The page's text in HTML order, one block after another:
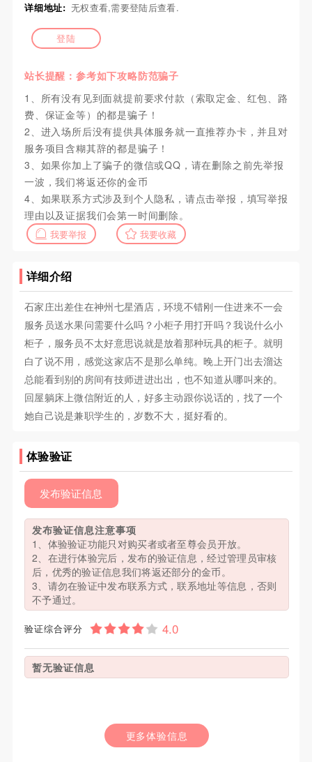
详细地址: 无权查看,需要登陆后查看.
登陆
站长提醒：参考如下攻略防范骗子
1、所有没有见到面就提前要求付款（索取定金、红包、路
费、保证金等）的都是骗子！
2、进入场所后没有提供具体服务就一直推荐办卡，并且对
服务项目含糊其辞的都是骗子！
3、如果你加上了骗子的微信或QQ，请在删除之前先举报
一波，我们将返还你的金币
4、如果联系方式涉及到个人隐私，请点击举报，填写举报
理由以及证据我们会第一时间删除。
我要举报 我要收藏
详细介绍
石家庄出差住在神州七星酒店，环境不错刚一住进来不一会
服务员送水果问需要什么吗？小柜子用打开吗？我说什么小
柜子，服务员不太好意思说就是放着那种玩具的柜子。就明
白了说不用，感觉这家店不是那么单纯。晚上开门出去溜达
总能看到别的房间有技师进进出出，也不知道从哪叫来的。
回屋躺床上微信附近的人，好多主动跟你说话的，找了一个
她自己说是兼职学生的，岁数不大，挺好看的。
体验验证
发布验证信息
发布验证信息注意事项
1、体验验证功能只对购买者或者至尊会员开放。
2、在进行体验完后，发布的验证信息，经过管理员审核
后，优秀的验证信息我们将返还部分的金币。
3、请勿在验证中发布联系方式，联系地址等信息，否则
不予通过。
验证综合评分
暂无验证信息
更多体验信息